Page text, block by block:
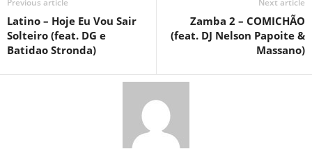
Previous article
Latino – Hoje Eu Vou Sair
Solteiro (feat. DG e
Batidao Stronda)
Next article
Zamba 2 – COMICHÃO
(feat. DJ Nelson Papoite &
Massano)